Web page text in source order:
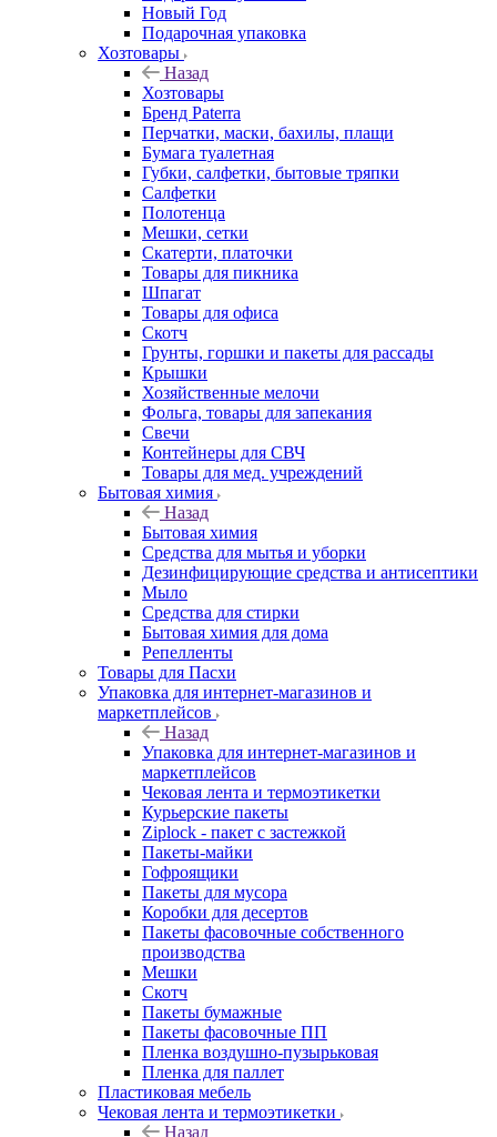
Новый Год
Подарочная упаковка
Хозтовары
Назад
Хозтовары
Бренд Paterra
Перчатки, маски, бахилы, плащи
Бумага туалетная
Губки, салфетки, бытовые тряпки
Салфетки
Полотенца
Мешки, сетки
Скатерти, платочки
Товары для пикника
Шпагат
Товары для офиса
Скотч
Грунты, горшки и пакеты для рассады
Крышки
Хозяйственные мелочи
Фольга, товары для запекания
Свечи
Контейнеры для СВЧ
Товары для мед. учреждений
Бытовая химия
Назад
Бытовая химия
Средства для мытья и уборки
Дезинфицирующие средства и антисептики
Мыло
Средства для стирки
Бытовая химия для дома
Репелленты
Товары для Пасхи
Упаковка для интернет-магазинов и
маркетплейсов
Назад
Упаковка для интернет-магазинов и
маркетплейсов
Чековая лента и термоэтикетки
Курьерские пакеты
Ziplock - пакет с застежкой
Пакеты-майки
Гофроящики
Пакеты для мусора
Коробки для десертов
Пакеты фасовочные собственного
производства
Мешки
Скотч
Пакеты бумажные
Пакеты фасовочные ПП
Пленка воздушно-пузырьковая
Пленка для паллет
Пластиковая мебель
Чековая лента и термоэтикетки
Назад